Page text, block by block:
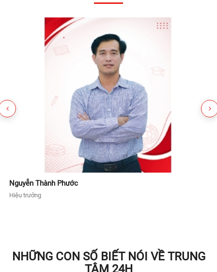
Nguyễn Thành Phước
Hiệu trưởng
NHỮNG CON SỐ BIẾT NÓI VỀ TRUNG
TÂM 24H